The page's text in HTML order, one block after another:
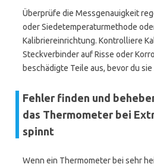
Überprüfe die Messgenauigkeit
oder Siedetemperaturmethode
Kalibriereinrichtung. Kontrolliere
Steckverbinder auf Risse oder
beschädigte Teile aus, bevor du
Fehler finden und
das Thermometer bei
spinnt
Wenn ein Thermometer bei sehr